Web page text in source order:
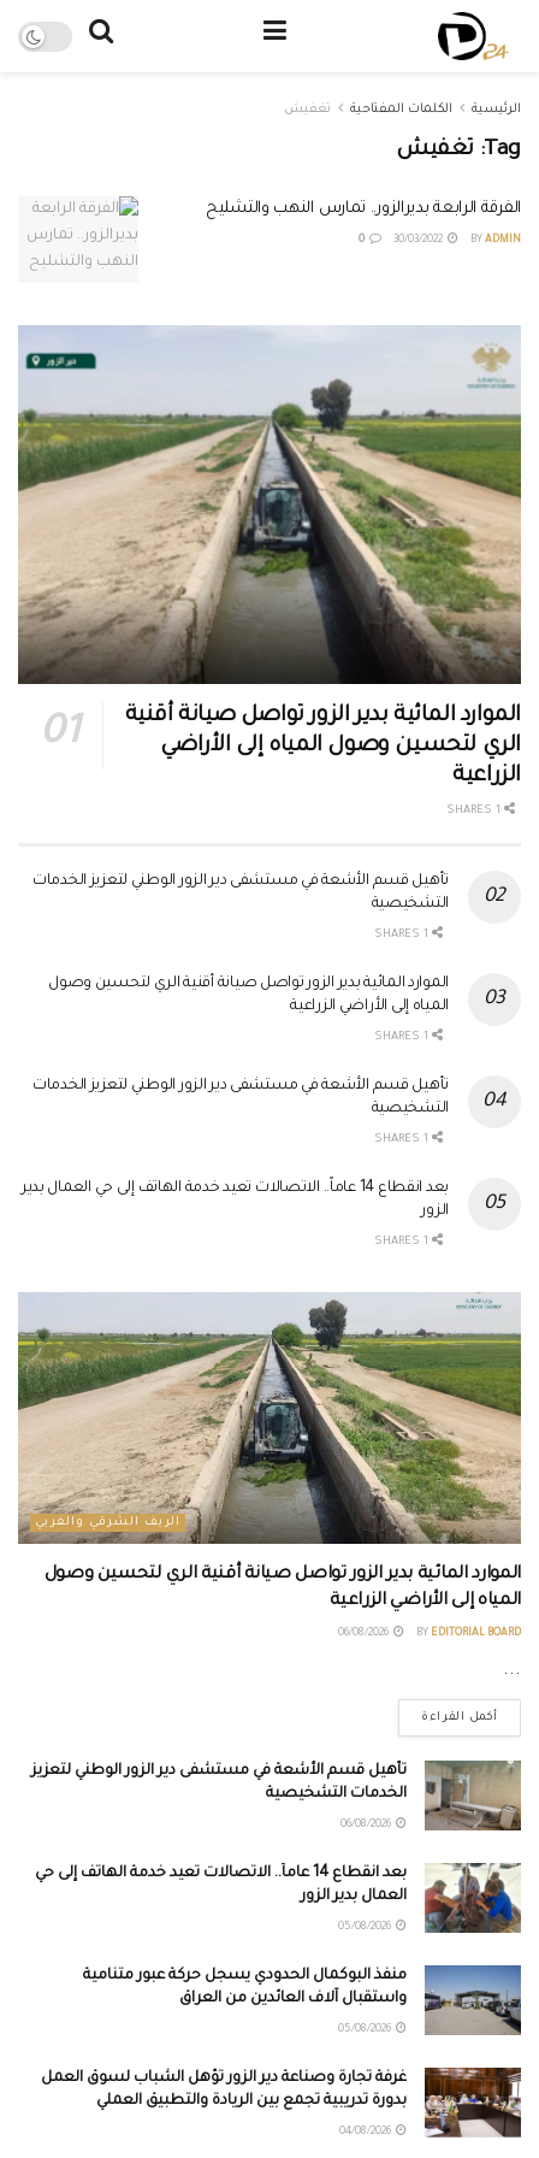
الرئيسية الكلمات المفتاحية تغفيش
Tag: تغفيش
الفرقة الرابعة بديرالزور.. تمارس النهب والتشليح
BY ADMIN
الموارد المائية بدير الزور تواصل صيانة أقنية
الري لتحسين وصول المياه إلى الأراضي
الزراعية
تأهيل قسم الأشعة في مستشفى دير الزور الوطني لتعزيز الخدمات
التشخيصية
الموارد المائية بدير الزور تواصل صيانة أقنية الري لتحسين وصول
المياه إلى الأراضي الزراعية
تأهيل قسم الأشعة في مستشفى دير الزور الوطني لتعزيز الخدمات
التشخيصية
بعد انقطاع 14 عاماً.. الاتصالات تعيد خدمة الهاتف إلى حي العمال بدير
الزور
الريف الشرقي والغربي
الموارد المائية بدير الزور تواصل صيانة أقنية الري لتحسين وصول
المياه إلى الأراضي الزراعية
BY EDITORIAL BOARD
...
أكمل القراءة
تأهيل قسم الأشعة في مستشفى دير الزور الوطني لتعزيز
الخدمات التشخيصية
بعد انقطاع 14 عاماً.. الاتصالات تعيد خدمة الهاتف إلى حي
العمال بدير الزور
منفذ البوكمال الحدودي يسجل حركة عبور متنامية
واستقبال آلاف العائدين من العراق
غرفة تجارة وصناعة دير الزور تؤهل الشباب لسوق العمل
بدورة تدريبية تجمع بين الريادة والتطبيق العملي